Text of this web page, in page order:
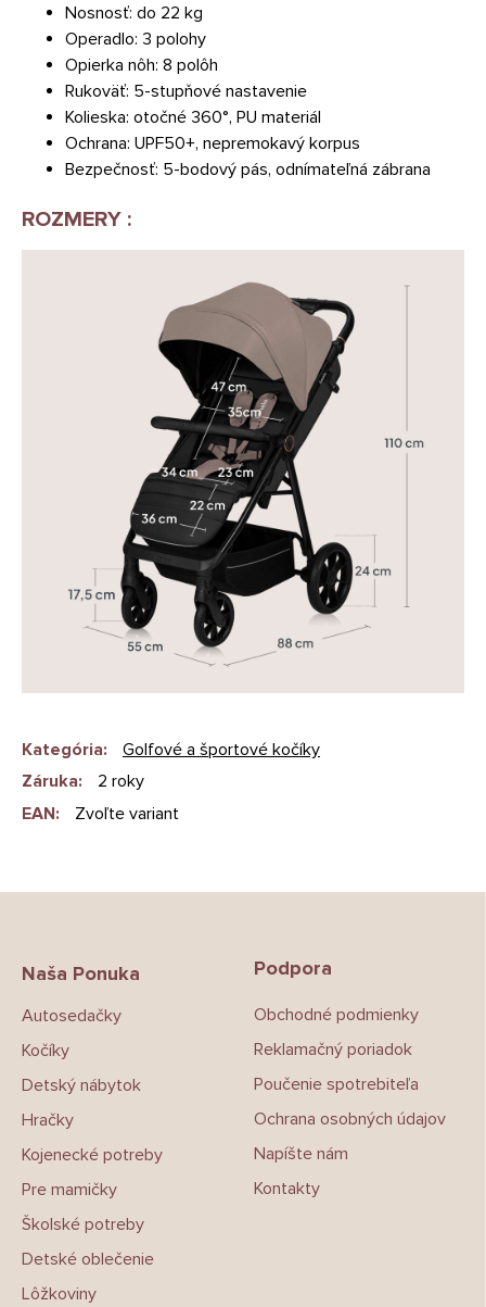
Nosnosť: do 22 kg
Operadlo: 3 polohy
Opierka nôh: 8 polôh
Rukoväť: 5-stupňové nastavenie
Kolieska: otočné 360°, PU materiál
Ochrana: UPF50+, nepremokavý korpus
Bezpečnosť: 5-bodový pás, odnímateľná zábrana
ROZMERY :
Kategória:
Golfové a športové kočíky
Záruka:
2 roky
EAN: Zvoľte variant
Naša Ponuka
Autosedačky
Kočíky
Detský nábytok
Hračky
Kojenecké potreby
Pre mamičky
Školské potreby
Detské oblečenie
Lôžkoviny
Podpora
Obchodné podmienky
Reklamačný poriadok
Poučenie spotrebiteľa
Ochrana osobných údajov
Napíšte nám
Kontakty